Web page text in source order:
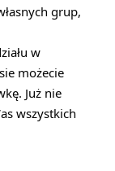
grup,
w
możecie
Już nie
wszystkich